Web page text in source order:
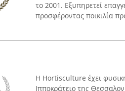
το 2001. Εξυπηρετεί
προσφέροντας ποικιλία
Η Hortisculture έχει
Ιπποκράτειο της